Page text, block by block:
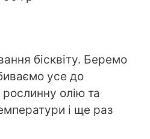
бісквіту. Беремо
усе до
олію та
і ще раз